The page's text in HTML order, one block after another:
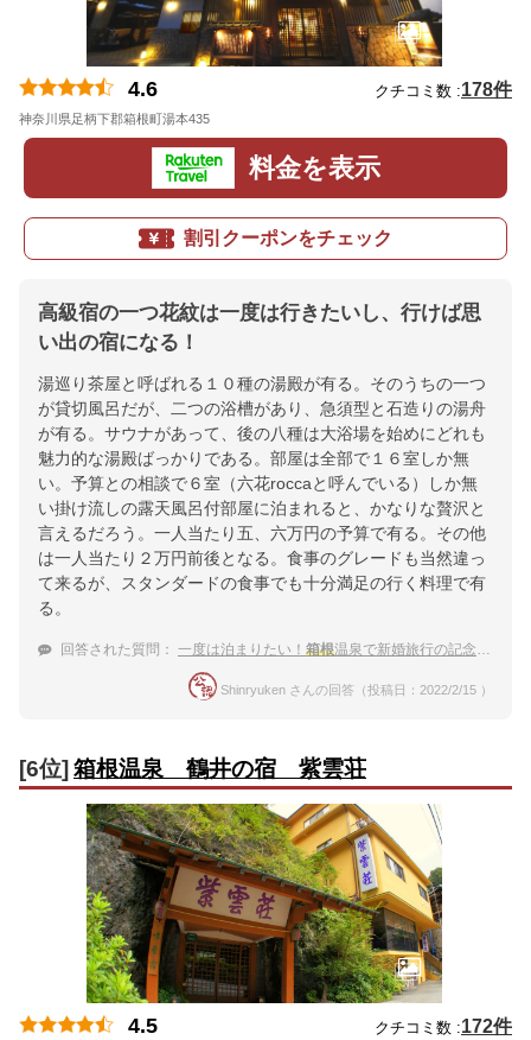
4.6 クチコミ数 :178件
神奈川県足柄下郡箱根町湯本435
料金を表示
割引クーポンをチェック
高級宿の一つ花紋は一度は行きたいし、行けば思
い出の宿になる！
湯巡り茶屋と呼ばれる１０種の湯殿が有る。そのうちの一つ
が貸切風呂だが、二つの浴槽があり、急須型と石造りの湯舟
が有る。サウナがあって、後の八種は大浴場を始めにどれも
魅力的な湯殿ばっかりである。部屋は全部で１６室しか無
い。予算との相談で６室（六花roccaと呼んでいる）しか無
い掛け流しの露天風呂付部屋に泊まれると、かなりな贅沢と
言えるだろう。一人当たり五、六万円の予算で有る。その他
は一人当たり２万円前後となる。食事のグレードも当然違っ
て来るが、スタンダードの食事でも十分満足の行く料理で有
る。
回答された質問： 一度は泊まりたい！ 箱根温泉で新婚旅行の記念になる高級旅館
Shinryuken さんの回答（投稿日：2022/2/15 ）
[6位]箱根温泉 鶴井の宿 紫雲荘
4.5 クチコミ数 :172件